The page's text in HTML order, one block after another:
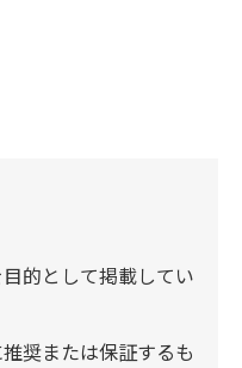
的として掲載してい
奨または保証するも